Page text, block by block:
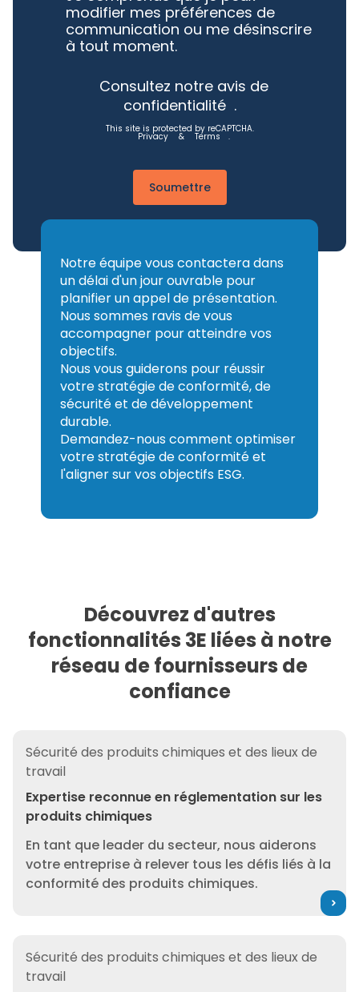
modifier mes préférences de
communication ou me désinscrire
à tout moment.
Consultez notre avis de
confidentialité .
This site is protected by reCAPTCHA.
Privacy & Terms .
Soumettre
Notre équipe vous contactera dans
un délai d'un jour ouvrable pour
planifier un appel de présentation.
Nous sommes ravis de vous
accompagner pour atteindre vos
objectifs.
Nous vous guiderons pour réussir
votre stratégie de conformité, de
sécurité et de développement
durable.
Demandez-nous comment optimiser
votre stratégie de conformité et
l'aligner sur vos objectifs ESG.
Découvrez d'autres
fonctionnalités 3E liées à notre
réseau de fournisseurs de
confiance
Sécurité des produits chimiques et des lieux de
travail
Expertise reconnue en réglementation sur les
produits chimiques
En tant que leader du secteur, nous aiderons
votre entreprise à relever tous les défis liés à la
conformité des produits chimiques.
Sécurité des produits chimiques et des lieux de
travail